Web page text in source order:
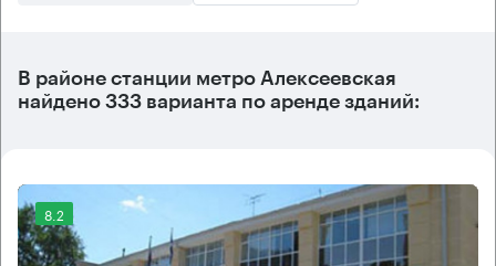
В районе станции метро Алексеевская
найдено 333 варианта по аренде зданий:
8.2